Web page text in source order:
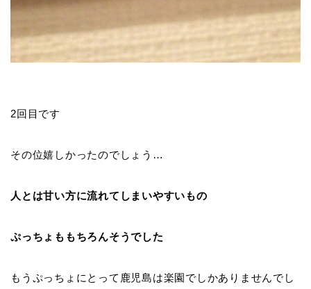
2回目です
その位嬉しかったのでしょう…
人とは甘い方に流れてしまいやすいもの
ぷっちょももちろんそうでした
もうぷっちょにとって鹿児島は楽園でしかありませんでし